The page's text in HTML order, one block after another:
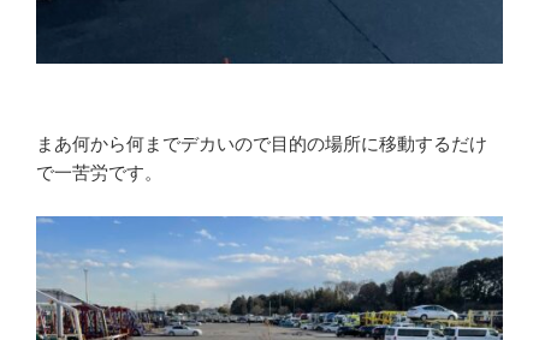
まあ何から何までデカいので目的の場所に移動するだけ
で一苦労です。